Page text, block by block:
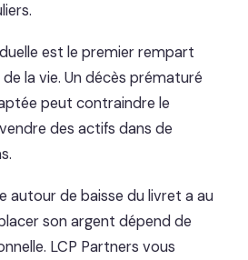
est le premier rempart
la vie. Un décès prématuré
peut contraindre le
des actifs dans de
autour de baisse du livret a au
son argent dépend de
LCP Partners vous